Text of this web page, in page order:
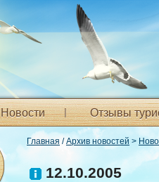
Новости Отзывы
Главная /Архив новостей >
12.10.2005